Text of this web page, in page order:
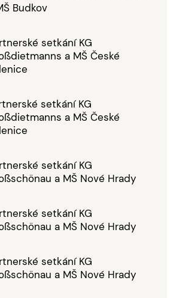
Budkov
setkání KG
a MŠ České
setkání KG
a MŠ České
setkání KG
a MŠ Nové Hrady
setkání KG
a MŠ Nové Hrady
setkání KG
a MŠ Nové Hrady